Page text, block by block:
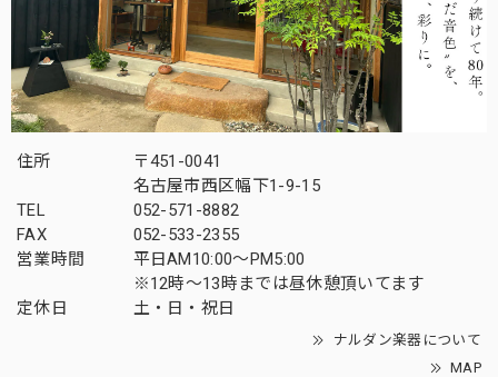
住所
〒451-0041
名古屋市西区幅下1-9-15
TEL
052-571-8882
FAX
052-533-2355
営業時間
平日AM10:00～PM5:00
※12時～13時までは昼休憩頂いてます
定休日
土・日・祝日
ナルダン楽器について
MAP